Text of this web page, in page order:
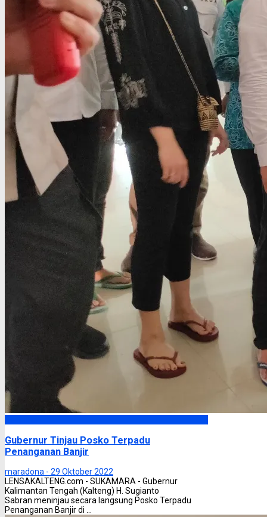
Gubernur Tinjau Posko Terpadu
Penanganan Banjir
maradona - 29 Oktober 2022
LENSAKALTENG.com - SUKAMARA - Gubernur
Kalimantan Tengah (Kalteng) H. Sugianto
Sabran meninjau secara langsung Posko Terpadu
Penanganan Banjir di ...